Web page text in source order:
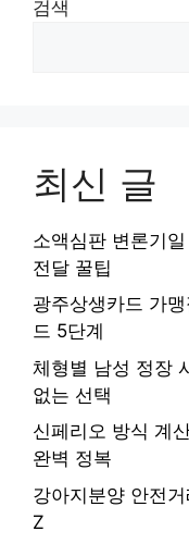
검색
최신 글
소액심판 변론기
전달 꿀팁
광주상생카드 가
드 5단계
체형별 남성 정장
없는 선택
신페리오 방식 계
완벽 정복
강아지분양 안전
Z